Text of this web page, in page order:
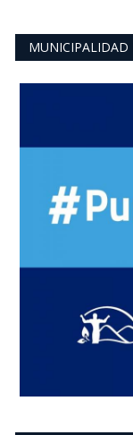
MUNICIPALIDAD